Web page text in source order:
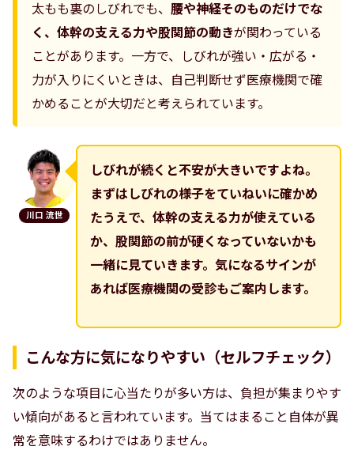
太もも裏のしびれでも、 腰や神経そのものだけでな
く、体幹の支える力や股関節の動きが関わっている
ことがあります。一方で、しびれが強い・広がる・
力が入りにくいときは、自己判断せず医療機関で確
かめることが大切だと考えられています。
川口 流世
しびれが続くと不安が大きいですよね。
まずはしびれの様子をていねいに確かめ
たうえで、体幹の支える力が使えている
か、股関節の前が硬くなっていないかも
一緒に見ていきます。気になるサインが
あれば医療機関の受診もご案内します。
こんな方に気になりやすい（セルフチェック）
次のような項目に心当たりが多い方は、負担が集まりやす
い傾向があると言われています。当てはまること自体が異
常を意味するわけではありません。